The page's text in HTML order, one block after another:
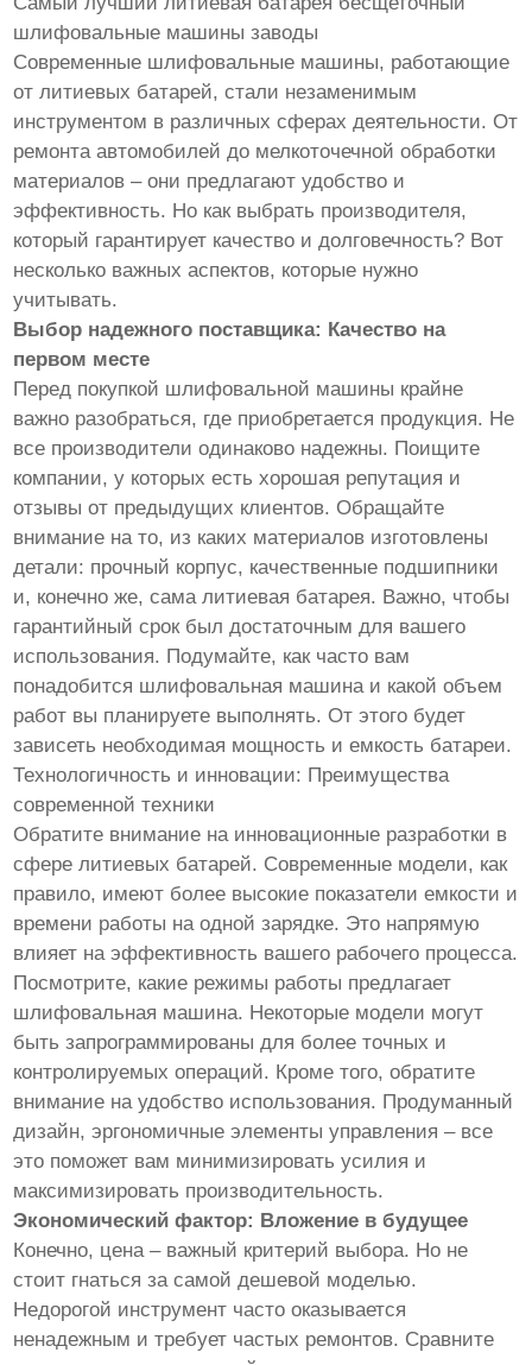
шлифовальные машины заводы
Современные шлифовальные машины, работающие
от литиевых батарей, стали незаменимым
инструментом в различных сферах деятельности. От
ремонта автомобилей до мелкоточечной обработки
материалов – они предлагают удобство и
эффективность. Но как выбрать производителя,
который гарантирует качество и долговечность? Вот
несколько важных аспектов, которые нужно
учитывать.
Выбор надежного поставщика: Качество на
первом месте
Перед покупкой шлифовальной машины крайне
важно разобраться, где приобретается продукция. Не
все производители одинаково надежны. Поищите
компании, у которых есть хорошая репутация и
отзывы от предыдущих клиентов. Обращайте
внимание на то, из каких материалов изготовлены
детали: прочный корпус, качественные подшипники
и, конечно же, сама литиевая батарея. Важно, чтобы
гарантийный срок был достаточным для вашего
использования. Подумайте, как часто вам
понадобится шлифовальная машина и какой объем
работ вы планируете выполнять. От этого будет
зависеть необходимая мощность и емкость батареи.
Технологичность и инновации: Преимущества
современной техники
Обратите внимание на инновационные разработки в
сфере литиевых батарей. Современные модели, как
правило, имеют более высокие показатели емкости и
времени работы на одной зарядке. Это напрямую
влияет на эффективность вашего рабочего процесса.
Посмотрите, какие режимы работы предлагает
шлифовальная машина. Некоторые модели могут
быть запрограммированы для более точных и
контролируемых операций. Кроме того, обратите
внимание на удобство использования. Продуманный
дизайн, эргономичные элементы управления – все
это поможет вам минимизировать усилия и
максимизировать производительность.
Экономический фактор: Вложение в будущее
Конечно, цена – важный критерий выбора. Но не
стоит гнаться за самой дешевой моделью.
Недорогой инструмент часто оказывается
ненадежным и требует частых ремонтов. Сравните